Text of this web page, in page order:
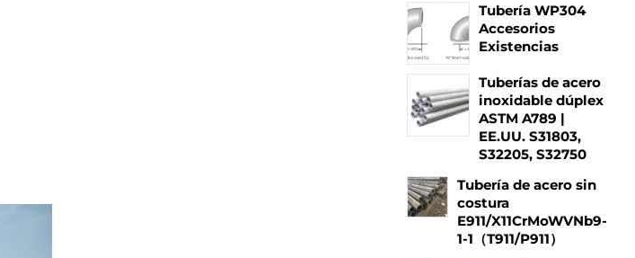
Tubería WP304
Accesorios
Existencias
Tuberías de acero
inoxidable dúplex
ASTM A789 |
EE.UU. S31803,
S32205, S32750
Tubería de acero sin
costura
E911/X11CrMoWVNb9-
1-1（T911/P911）